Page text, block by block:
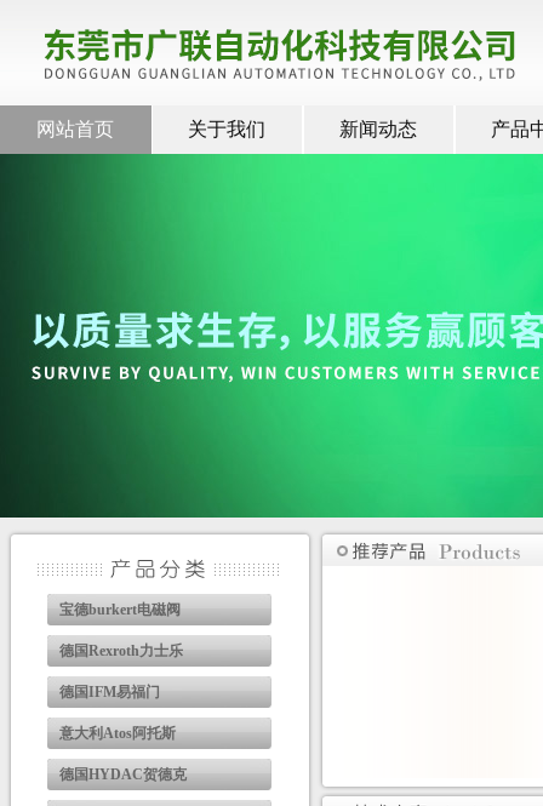
网站首页 关于我们 新闻动态 产品
宝德burkert电磁阀
德国Rexroth力士乐
德国IFM易福门
意大利Atos阿托斯
德国HYDAC贺德克